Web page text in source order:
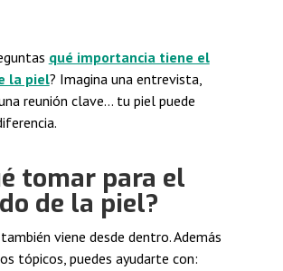
qué importancia tiene el
la piel? Imagina una entrevista,
reunión clave… tu piel puede
tomar para el
de la piel?
viene desde dentro. Además
tópicos, puedes ayudarte con: